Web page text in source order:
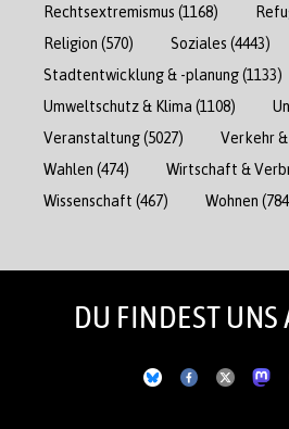
Rechtsextremismus (1168)
Religion (570) Soziales (4443)
Stadtentwicklung & -planung(1133)
Umweltschutz & Klima (1108)
Veranstaltung(5027) Verkehr
Wahlen (474) Wirtschaft &
Wissenschaft (467) Wohnen
DU FINDEST UNS